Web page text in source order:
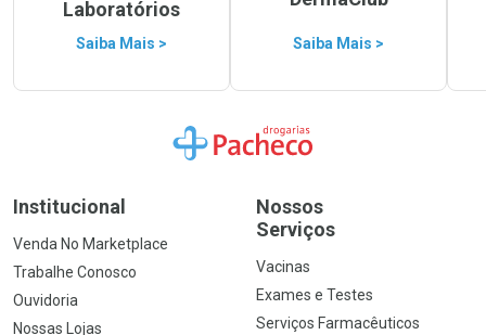
Laboratórios
Saiba Mais > Saiba Mais >
Ir para a Home
Institucional
Venda No Marketplace
Trabalhe Conosco
Ouvidoria
Nossas Lojas
Nossos
Serviços
Vacinas
Exames e Testes
Serviços Farmacêuticos